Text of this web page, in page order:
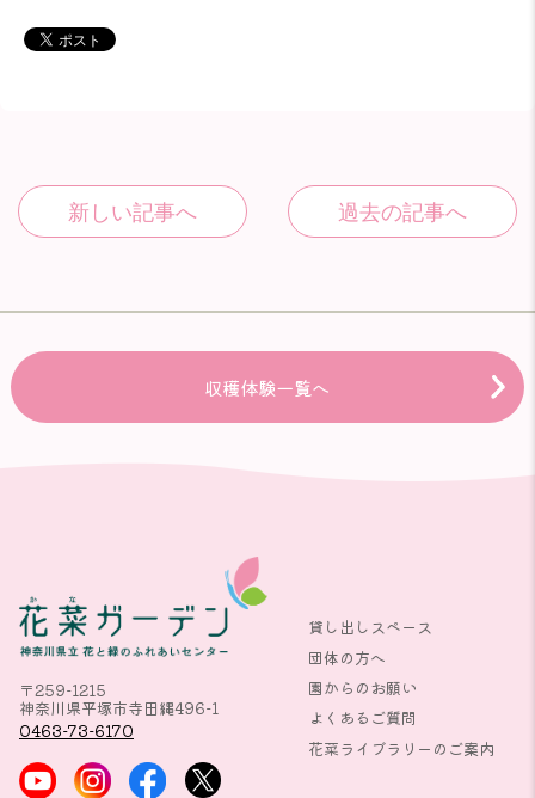
収穫体験一覧へ
〒259-1215
神奈川県平塚市寺田縄496-1
0463-73-6170
貸し出しスペース
団体の方へ
園からのお願い
よくあるご質問
花菜ライブラリーのご案内